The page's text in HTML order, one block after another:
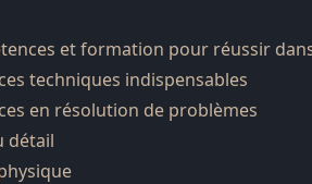
et formation pour réussir
techniques indispensables
en résolution de problèmes
détail